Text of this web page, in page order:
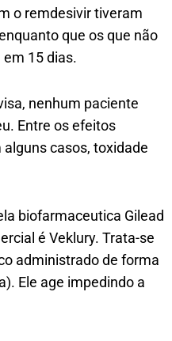
o remdesivir tiveram
que os que não
15 dias.
nenhum paciente
Entre os efeitos
casos, toxidade
biofarmaceutica Gilead
é Veklury. Trata-se
administrado de forma
Ele age impedindo a